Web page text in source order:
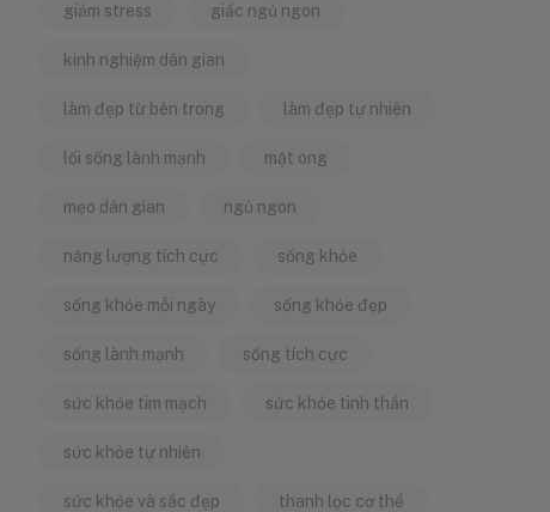
giảm stress giấc ngủ ngon
kinh nghiệm dân gian
làm đẹp từ bên trong làm đẹp tự nhiên
lối sống lành mạnh mật ong
mẹo dân gian ngủ ngon
năng lượng tích cực sống khỏe
sống khỏe mỗi ngày sống khỏe đẹp
sống lành mạnh sống tích cực
sức khỏe tim mạch sức khỏe tinh thần
sức khỏe tự nhiên
sức khỏe và sắc đẹp thanh lọc cơ thể